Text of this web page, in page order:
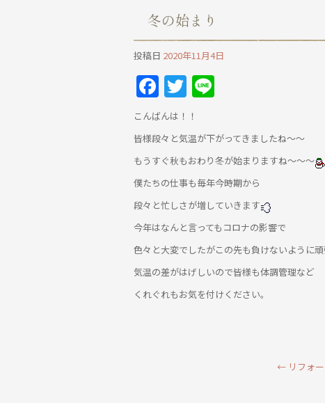
冬の始まり
投稿日 2020年11月4日
Facebook
Twitter
こんばんは！！
皆様段々と気温が下がってきましたね～～
もうすぐ秋もおわり冬が始まりますね～～～
僕たちの仕事も毎年今時期から
段々と忙しさが増していきます
今年はなんと言ってもコロナの影響で
色々と大変でしたがこの先も負けないように
気温の差がはげしいので皆様も体調管理など
くれぐれもお気を付けください。
← リフォ